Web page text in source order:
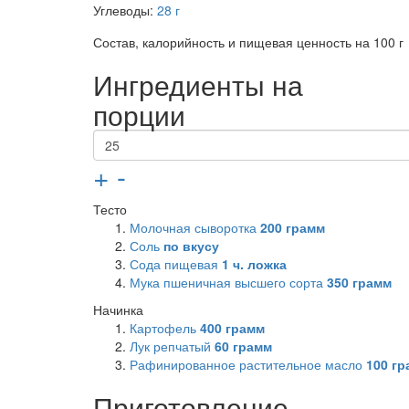
Углеводы: 28 г
Состав, калорийность и пищевая ценность на 100 г
Ингредиенты на
порции
+ -
Тесто
Молочная сыворотка 200 грамм
Соль по вкусу
Сода пищевая 1 ч. ложка
Мука пшеничная высшего сорта 350 грамм
Начинка
Картофель 400 грамм
Лук репчатый 60 грамм
Рафинированное растительное масло 100